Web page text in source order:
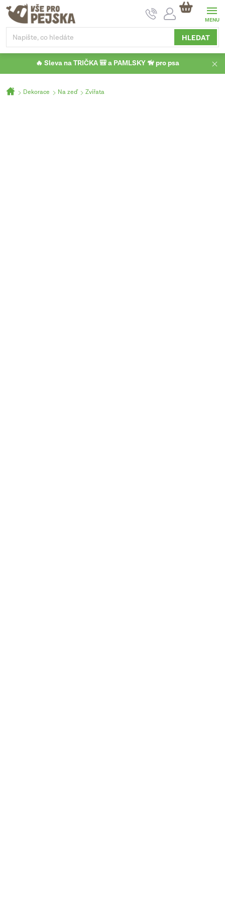
Přejít
obsah
HLEDAT
NÁKUPNÍ
KOŠÍK
🔥 Sleva na TRIČKA 🎒 a PAMLSKY 🦮 pro psa
DomůDekorace Na zeď Zvířata